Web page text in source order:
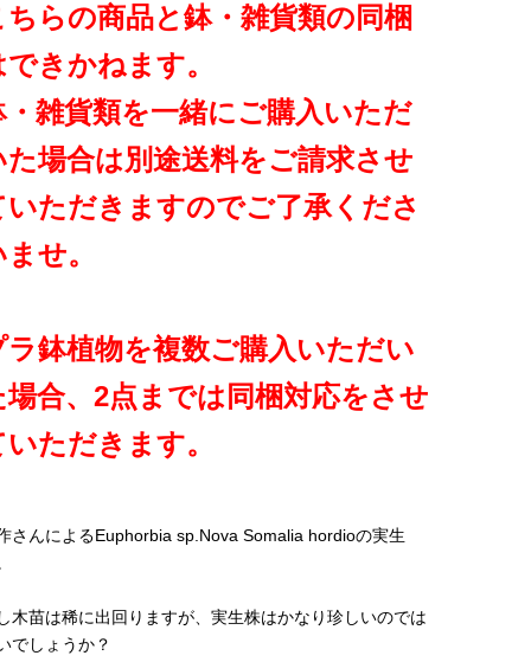
ちらの商品と鉢・雑貨類の同梱
できかねます。
・雑貨類を一緒にご購入いただ
た場合は別途送料をご請求させ
いただきますのでご了承くださ
せ。
ラ鉢植物を複数ご購入いただい
場合、2点までは同梱対応をさせ
いただきます。
さんによるEuphorbia sp.Nova Somalia hordioの実生
木苗は稀に出回りますが、実生株はかなり珍しいのでは
でしょうか？